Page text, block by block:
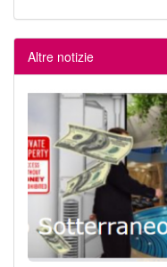
Altre notizie